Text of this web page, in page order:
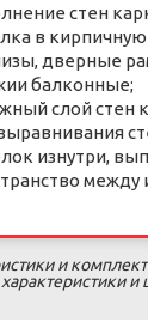
стен
в
дверные
балконные;
слой стен
изнутри,
и
характеристики